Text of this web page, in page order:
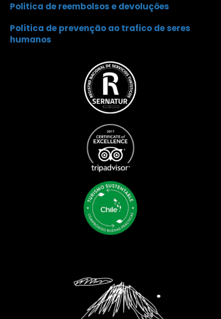
Politica de reembolsos e devoluções
Política de prevenção ao trafico de seres
humanos